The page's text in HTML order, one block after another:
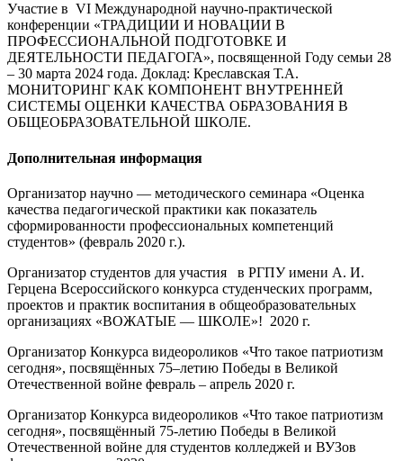
Участие в VI Международной научно-практической
конференции «ТРАДИЦИИ И НОВАЦИИ В
ПРОФЕССИОНАЛЬНОЙ ПОДГОТОВКЕ И
ДЕЯТЕЛЬНОСТИ ПЕДАГОГА», посвященной Году семьи 28
– 30 марта 2024 года. Доклад: Креславская Т.А.
МОНИТОРИНГ КАК КОМПОНЕНТ ВНУТРЕННЕЙ
СИСТЕМЫ ОЦЕНКИ КАЧЕСТВА ОБРАЗОВАНИЯ В
ОБЩЕОБРАЗОВАТЕЛЬНОЙ ШКОЛЕ.
Дополнительная информация
Организатор научно — методического семинара «Оценка
качества педагогической практики как показатель
сформированности профессиональных компетенций
студентов» (февраль 2020 г.).
Организатор студентов для участия в РГПУ имени А. И.
Герцена Всероссийского конкурса студенческих программ,
проектов и практик воспитания в общеобразовательных
организациях «ВОЖАТЫЕ — ШКОЛЕ»! 2020 г.
Организатор Конкурса видеороликов «Что такое патриотизм
сегодня», посвящённых 75–летию Победы в Великой
Отечественной войне февраль – апрель 2020 г.
Организатор Конкурса видеороликов «Что такое патриотизм
сегодня», посвящённый 75-летию Победы в Великой
Отечественной войне для студентов колледжей и ВУЗов